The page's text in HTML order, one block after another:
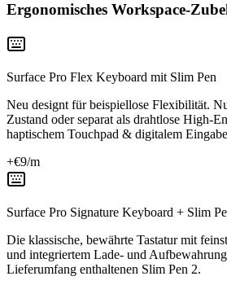
Ergonomisches Workspace-
Surface Pro Flex Keyboard mit Slim Pen
Neu designt für beispiellose Flexibilität.
Zustand oder separat als drahtlose High-
haptischem Touchpad & digitalem
+€9/m
Surface Pro Signature Keyboard + Slim
Die klassische, bewährte Tastatur mit
und integriertem Lade- und
Lieferumfang enthaltenen Slim Pen 2.